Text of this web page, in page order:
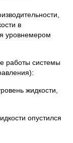
в
уровнемером
работы системы
жидкости,
опустился